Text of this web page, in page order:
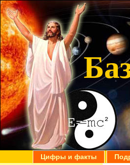
Цифры и факты